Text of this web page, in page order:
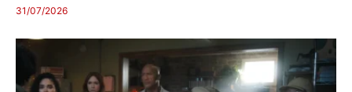
31/07/2026